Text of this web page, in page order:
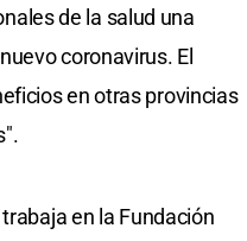
de la salud una
coronavirus. El
en otras provincias
en la Fundación